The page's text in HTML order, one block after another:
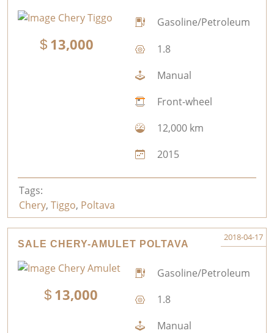
13,000
Gasoline/Petroleum
1.8
Manual
Front-wheel
12,000 km
2015
Tags:
Chery, Tiggo, Poltava
SALE CHERY-AMULET POLTAVA
2018-04-17
13,000
Gasoline/Petroleum
1.8
Manual